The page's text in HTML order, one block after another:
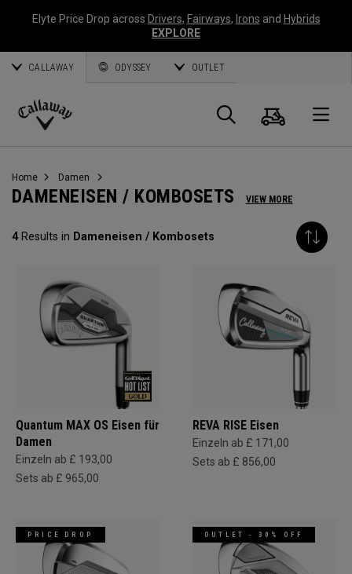
Elyte Price Drop across Drivers, Fairways, Irons and Hybrids
EXPLORE
CALLAWAY ODYSSEY OUTLET
Callaway
Suche
Home Damen
DAMENEISEN / KOMBOSETS VIEW MORE
4Results in Dameneisen / Kombosets
Quantum MAX OS Eisen für
Damen
Einzeln ab £ 193,00
Sets ab £ 965,00
REVA RISE Eisen
Einzeln ab £ 171,00
Sets ab £ 856,00
PRICE DROP OUTLET - 30% OFF